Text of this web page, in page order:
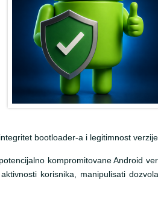
bootloader-a i legitimnost
kompromitovane Android
korisnika, manipulisati